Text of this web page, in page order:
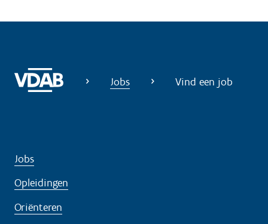
Jobs Vind een job
Jobs
Opleidingen
Oriënteren